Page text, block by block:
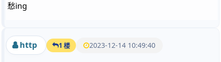
愁ing
http 1 楼 2023-12-14 10:49:40